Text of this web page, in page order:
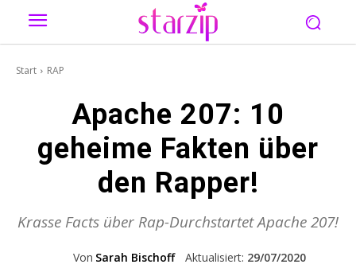
Start RAP
Apache 207: 10
geheime Fakten über
den Rapper!
Krasse Facts über Rap-Durchstartet Apache 207!
Von Sarah Bischoff Aktualisiert: 29/07/2020